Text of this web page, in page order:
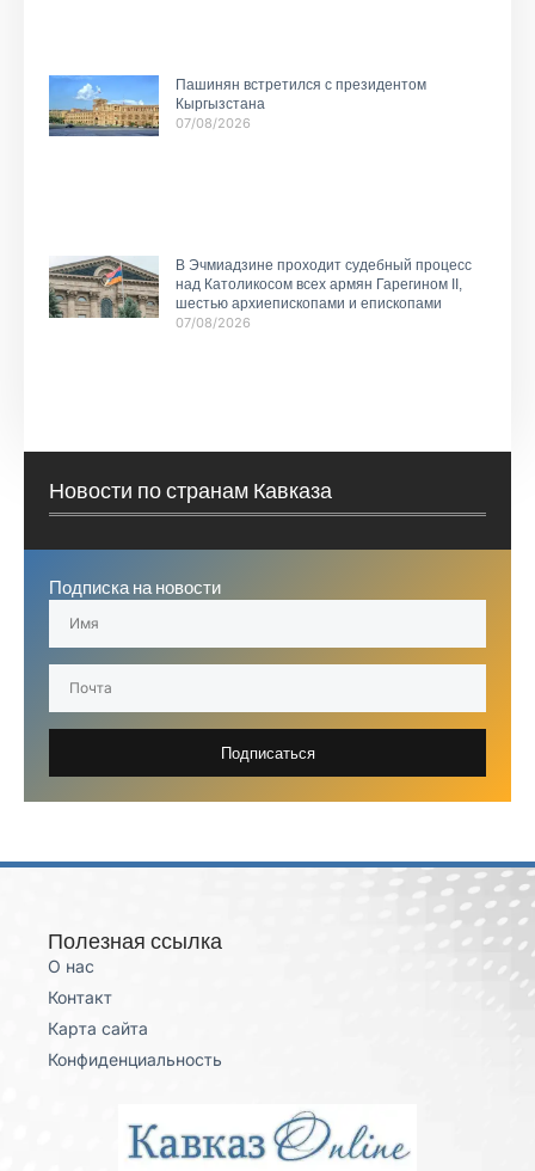
Пашинян встретился с президентом
Кыргызстана
07/08/2026
В Эчмиадзине проходит судебный процесс
над Католикосом всех армян Гарегином II,
шестью архиепископами и епископами
07/08/2026
Новости по странам Кавказа
Подписка на новости
Подписаться
Полезная ссылка
О нас
Контакт
Карта сайта
Конфиденциальность